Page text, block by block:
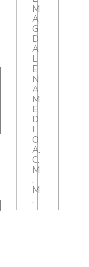
M
A
G
D
A
L
E
N
A
M
E
D
I
O
A.
C.
M
.
M
.